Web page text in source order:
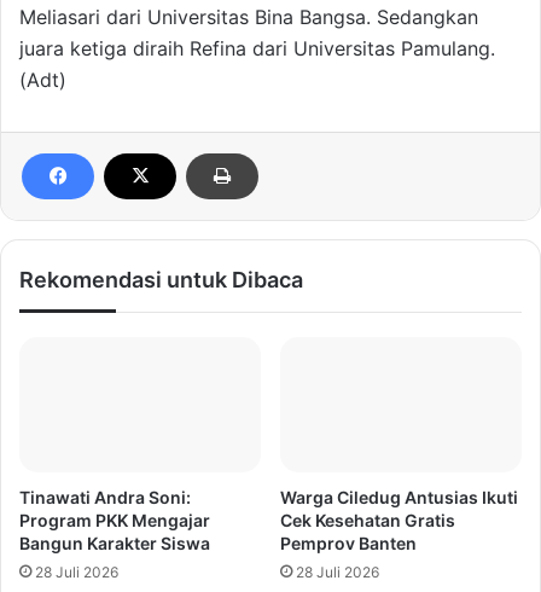
Meliasari dari Universitas Bina Bangsa. Sedangkan
juara ketiga diraih Refina dari Universitas Pamulang.
(Adt)
Rekomendasi untuk Dibaca
Tinawati Andra Soni:
Program PKK Mengajar
Bangun Karakter Siswa
28 Juli 2026
Warga Ciledug Antusias Ikuti
Cek Kesehatan Gratis
Pemprov Banten
28 Juli 2026